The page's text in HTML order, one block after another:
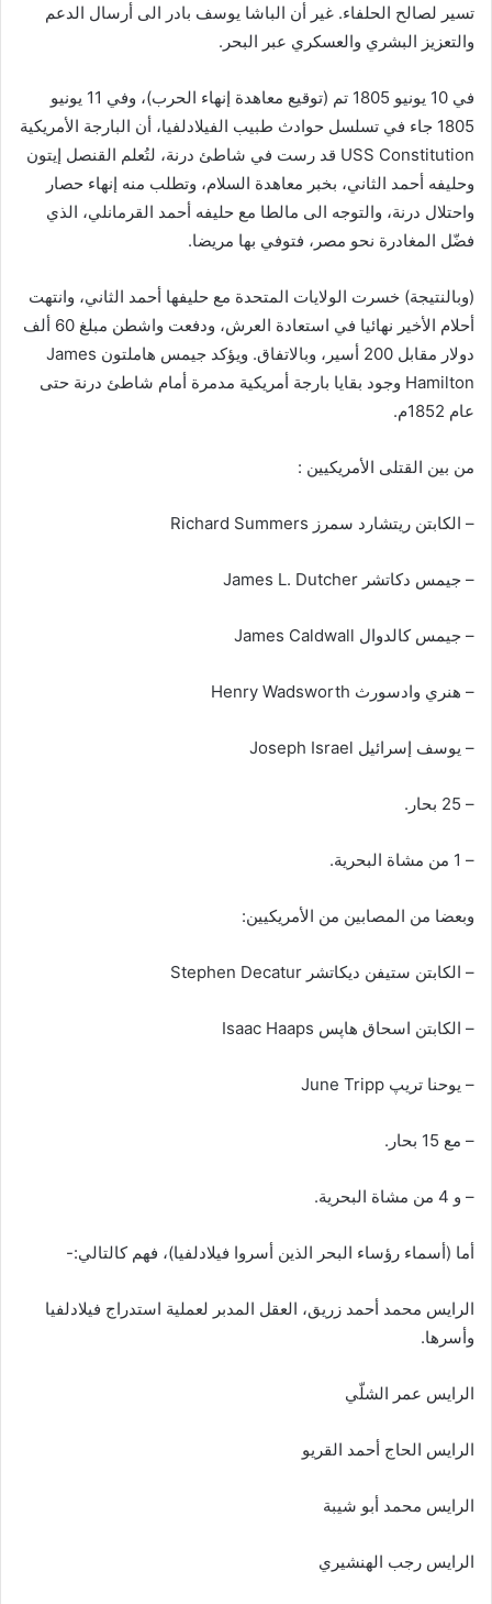
تسير لصالح الحلفاء. غير أن الباشا يوسف بادر الى أرسال الدعم
والتعزيز البشري والعسكري عبر البحر.
في 10 يونيو 1805 تم (توقيع معاهدة إنهاء الحرب)، وفي 11 يونيو
1805 جاء في تسلسل حوادث طبيب الفيلادلفيا، أن البارجة الأمريكية
USS Constitution قد رست في شاطئ درنة، لتُعلم القنصل إيتون
وحليفه أحمد الثاني، بخبر معاهدة السلام، وتطلب منه إنهاء حصار
واحتلال درنة، والتوجه الى مالطا مع حليفه أحمد القرمانلي، الذي
فضّل المغادرة نحو مصر، فتوفي بها مريضا.
(وبالنتيجة) خسرت الولايات المتحدة مع حليفها أحمد الثاني، وانتهت
أحلام الأخير نهائيا في استعادة العرش، ودفعت واشطن مبلغ 60 ألف
دولار مقابل 200 أسير، وبالاتفاق. ويؤكد جيمس هاملتون James
Hamilton وجود بقايا بارجة أمريكية مدمرة أمام شاطئ درنة حتى
عام 1852م.
من بين القتلى الأمريكيين :
– الكابتن ريتشارد سمرز Richard Summers
– جيمس دكاتشر James L. Dutcher
– جيمس كالدوال James Caldwall
– هنري وادسورث Henry Wadsworth
– يوسف إسرائيل Joseph Israel
– 25 بحار.
– 1 من مشاة البحرية.
وبعضا من المصابين من الأمريكيين:
– الكابتن ستيفن ديكاتشر Stephen Decatur
– الكابتن اسحاق هاپس Isaac Haaps
– يوحنا تريپ June Tripp
– مع 15 بحار.
– و 4 من مشاة البحرية.
أما (أسماء رؤساء البحر الذين أسروا فيلادلفيا)، فهم كالتالي:-
الرايس محمد أحمد زريق، العقل المدبر لعملية استدراج فيلادلفيا
وأسرها.
الرايس عمر الشلّي
الرايس الحاج أحمد القريو
الرايس محمد أبو شيبة
الرايس رجب الهنشيري